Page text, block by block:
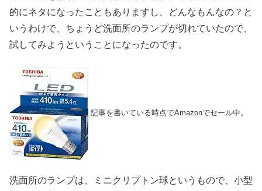
的にネタになったこともありますし、どんなもんなの？と
いうわけで、ちょうど洗面所のランプが切れていたので、
試してみようということになったのです。
記事を書いている時点でAmazonでセール中。
洗面所のランプは、ミニクリプトン球というもので、小型